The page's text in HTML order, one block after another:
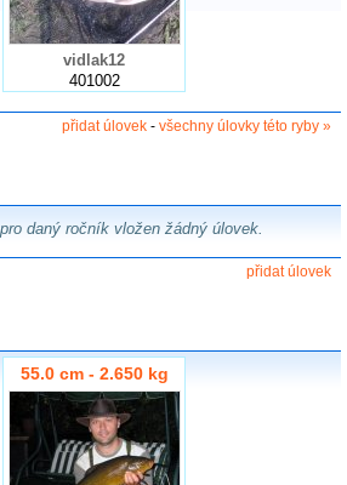
vidlak12
401002
přidat úlovek - všechny úlovky této ryby »
daný ročník vložen žádný úlovek.
přidat úlovek
55.0 cm - 2.650 kg